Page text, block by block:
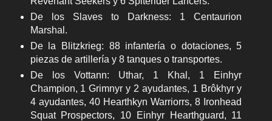
De los Slaves to Darkness: 1 Centaurion
Marshal.
De la Blitzkrieg: 88 infantería o dotaciones, 5
piezas de artillería y 8 tanques o transportes.
De los Vottann: Uthar, 1 Khal, 1 Einhyr
Champion, 1 Grimnyr y 2 ayudantes, 1 Brôkhyr y
4 ayudantes, 40 Hearthkyn Warriorrs, 8 Ironhead
Squat Prospectors, 10 Einhyr Hearthguard, 11